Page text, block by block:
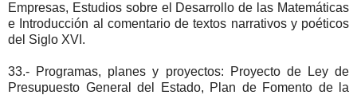
Empresas, Estudios sobre el Desarrollo de las Matemáticas
e Introducción al comentario de textos narrativos y poéticos
del Siglo XVI.
33.- Programas, planes y proyectos: Proyecto de Ley de
Presupuesto General del Estado, Plan de Fomento de la